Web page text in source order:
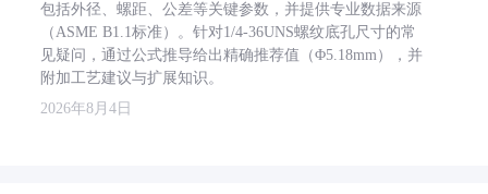
包括外径、螺距、公差等关键参数，并提供专业数据来源
（ASME B1.1标准）。针对1/4-36UNS螺纹底孔尺寸的常
见疑问，通过公式推导给出精确推荐值（Φ5.18mm），并
附加工艺建议与扩展知识。
2026年8月4日